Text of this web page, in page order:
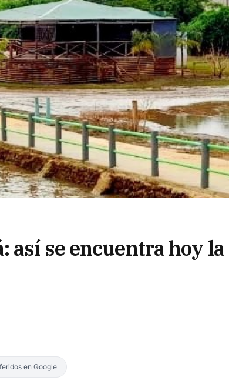
así se encuentra hoy la
en Google